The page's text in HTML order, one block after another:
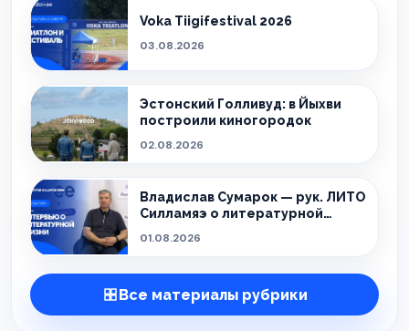
Voka Tiigifestival 2026
03.08.2026
Эстонский Голливуд: в Йыхви
построили киногородок
02.08.2026
Владислав Сумарок — рук. ЛИТО
Силламяэ о литературной
01.08.2026
Все материалы рубрики